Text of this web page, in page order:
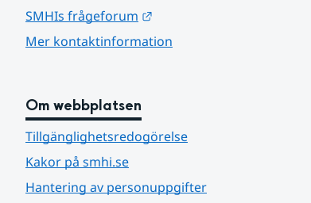
SMHIs frågeforum
Mer kontaktinformation
Om webbplatsen
Tillgänglighetsredogörelse
Kakor på smhi.se
Hantering av personuppgifter